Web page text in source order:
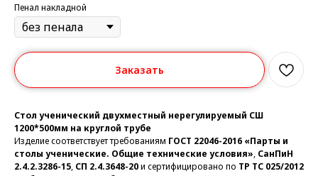
Пенал накладной
Заказать
Стол ученический двухместный нерегулируемый СШ
1200*500мм на круглой трубе
Изделие соответствует требованиям ГОСТ 22046-2016 «Парты и
столы ученические. Общие технические условия», СанПиН
2.4.2.3286-15, СП 2.4.3648-20и сертифицировано по ТР ТС 025/2012